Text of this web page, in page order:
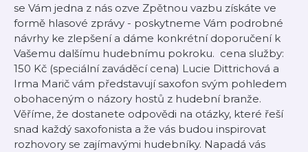
se Vám jedna z nás ozve Zpětnou vazbu získáte ve
formě hlasové zprávy - poskytneme Vám podrobné
návrhy ke zlepšení a dáme konkrétní doporučení k
Vašemu dalšímu hudebnímu pokroku. cena služby:
150 Kč (speciální zaváděcí cena) Lucie Dittrichová a
Irma Marič vám představují saxofon svým pohledem
obohaceným o názory hostů z hudební branže.
Věříme, že dostanete odpovědi na otázky, které řeší
snad každý saxofonista a že vás budou inspirovat
rozhovory se zajímavými hudebníky. Napadá vás